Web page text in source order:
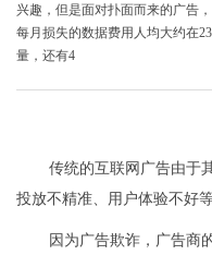
兴趣，但是面对扑面而来的广告
每月损失的数据费用人均大约在
量，还有4
传统的互联网广告由于
投放不精准、用户体验不好
因为广告欺诈，广告商